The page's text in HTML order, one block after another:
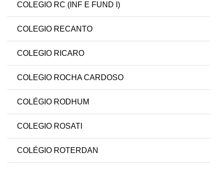
COLEGIO RC (INF E FUND I)
COLEGIO RECANTO
COLEGIO RICARO
COLEGIO ROCHA CARDOSO
COLÉGIO RODHUM
COLEGIO ROSATI
COLÉGIO ROTERDAN